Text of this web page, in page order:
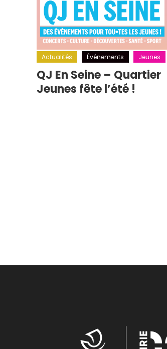
Actualités Événements Jeunes
QJ En Seine – Quartier
Jeunes fête l’été !